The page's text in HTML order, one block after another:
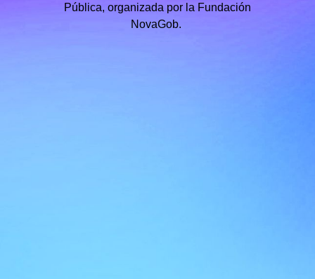
Pública, organizada por la Fundación
NovaGob.